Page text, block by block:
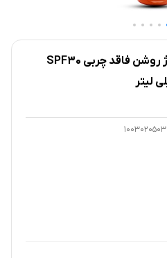
کرم ضد آفتاب رنگی آردن بژ روشن فاقد چربی SPF30
1003020503